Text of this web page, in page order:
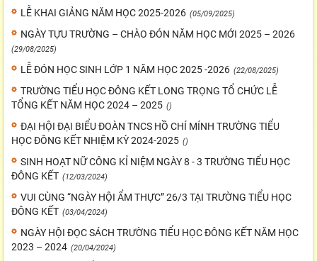
LỄ KHAI GIẢNG NĂM HỌC 2025-2026 (05/09/2025)
NGÀY TỰU TRƯỜNG – CHÀO ĐÓN NĂM HỌC MỚI 2025 – 2026
(29/08/2025)
LỄ ĐÓN HỌC SINH LỚP 1 NĂM HỌC 2025 -2026 (22/08/2025)
TRƯỜNG TIỂU HỌC ĐÔNG KẾT LONG TRỌNG TỔ CHỨC LỄ
TỔNG KẾT NĂM HỌC 2024 – 2025 ()
ĐẠI HỘI ĐẠI BIỂU ĐOÀN TNCS HỒ CHÍ MÍNH TRƯỜNG TIỂU
HỌC ĐÔNG KẾT NHIỆM KỲ 2024-2025 ()
SINH HOẠT NỮ CÔNG KỈ NIỆM NGÀY 8 - 3 TRƯỜNG TIỂU HỌC
ĐÔNG KẾT (12/03/2024)
VUI CÙNG “NGÀY HỘI ẨM THỰC” 26/3 TẠI TRƯỜNG TIỂU HỌC
ĐÔNG KẾT (03/04/2024)
NGÀY HỘI ĐỌC SÁCH TRƯỜNG TIỂU HỌC ĐÔNG KẾT NĂM HỌC
2023 – 2024 (20/04/2024)